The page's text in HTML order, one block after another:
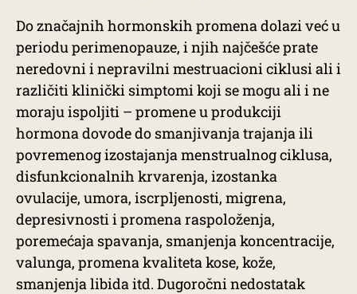
Do značajnih hormonskih promena dolazi već u
periodu perimenopauze, i njih najčešće prate
neredovni i nepravilni mestruacioni ciklusi ali i
različiti klinički simptomi koji se mogu ali i ne
moraju ispoljiti – promene u produkciji
hormona dovode do smanjivanja trajanja ili
povremenog izostajanja menstrualnog ciklusa,
disfunkcionalnih krvarenja, izostanka
ovulacije, umora, iscrpljenosti, migrena,
depresivnosti i promena raspoloženja,
poremećaja spavanja, smanjenja koncentracije,
valunga, promena kvaliteta kose, kože,
smanjenja libida itd. Dugoročni nedostatak